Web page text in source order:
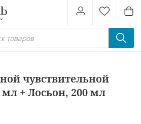
чувствительной
+ Лосьон, 200 мл